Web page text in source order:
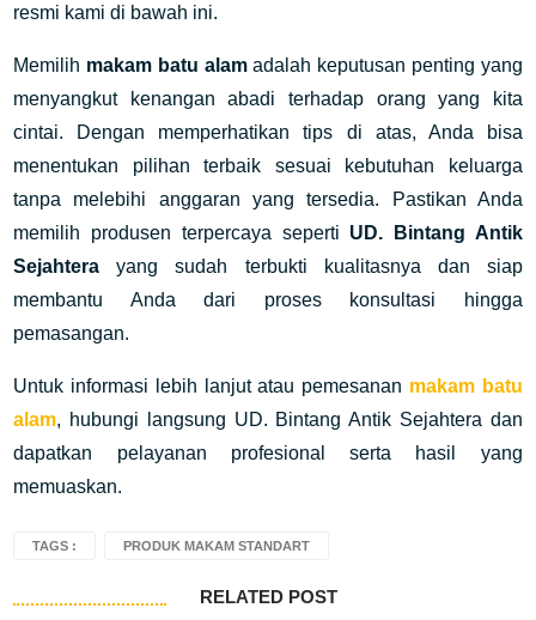
resmi kami di bawah ini.
Memilih makam batu alamadalah keputusan penting yang
menyangkut kenangan abadi terhadap orang yang kita
cintai. Dengan memperhatikan tips di atas, Anda bisa
menentukan pilihan terbaik sesuai kebutuhan keluarga
tanpa melebihi anggaran yang tersedia. Pastikan Anda
memilih produsen terpercaya seperti UD. Bintang Antik
Sejahtera yang sudah terbukti kualitasnya dan siap
membantu Anda dari proses konsultasi hingga
pemasangan.
Untuk informasi lebih lanjut atau pemesanan makam batu
alam, hubungi langsung UD. Bintang Antik Sejahtera dan
dapatkan pelayanan profesional serta hasil yang
memuaskan.
TAGS : PRODUK MAKAM STANDART
RELATED POST